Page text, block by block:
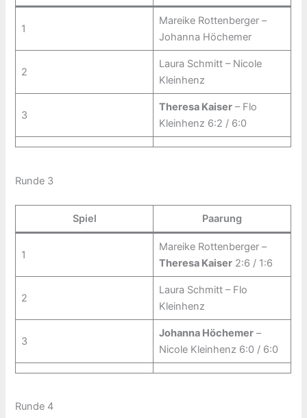
1
Mareike Rottenberger –
Johanna Höchemer
2
Laura Schmitt – Nicole
Kleinhenz
3
Theresa Kaiser– Flo
Kleinhenz 6:2 / 6:0
Runde 3
Spiel Paarung
1
Mareike Rottenberger –
Theresa Kaiser2:6 / 1:6
2
Laura Schmitt – Flo
Kleinhenz
3
Johanna Höchemer–
Nicole Kleinhenz 6:0 / 6:0
Runde 4